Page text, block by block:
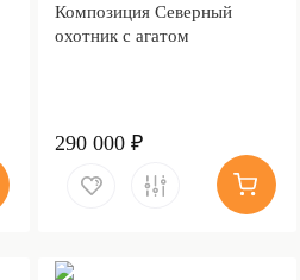
Композиция Северный
охотник с агатом
290 000 ₽